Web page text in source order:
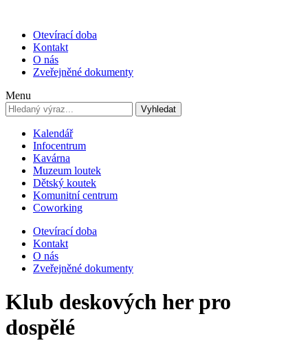
Otevírací doba
Kontakt
O nás
Zveřejněné dokumenty
Menu
Vyhledat
Kalendář
Infocentrum
Kavárna
Muzeum loutek
Dětský koutek
Komunitní centrum
Coworking
Otevírací doba
Kontakt
O nás
Zveřejněné dokumenty
Klub deskových her pro
dospělé